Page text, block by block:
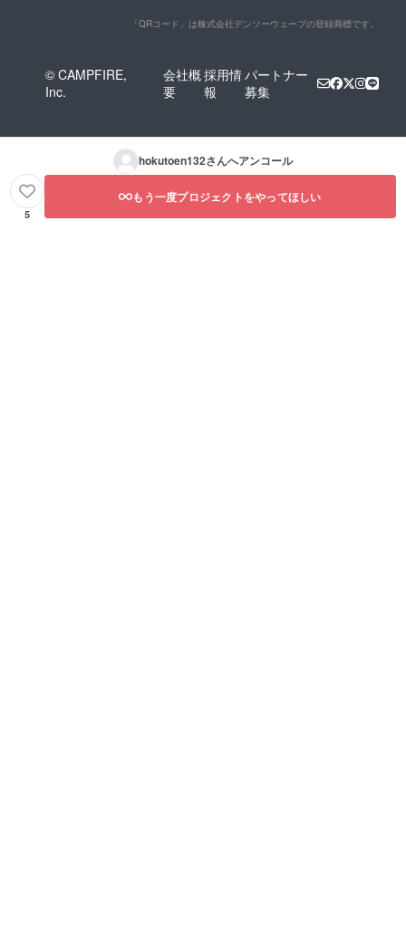
「QRコード」は株式会社デンソーウェーブの登録商標です。
© CAMPFIRE,
Inc.
会社概
要
採用情
報
パートナー
募集
hokutoen132さんへアンコール
5
もう一度プロジェクトをやってほしい